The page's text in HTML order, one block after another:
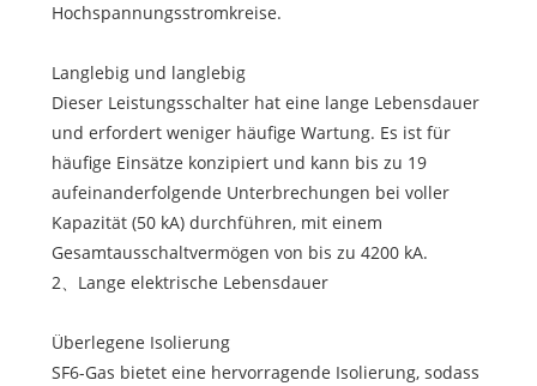
Hochspannungsstromkreise.
Langlebig und langlebig
Dieser Leistungsschalter hat eine lange Lebensdauer
und erfordert weniger häufige Wartung. Es ist für
häufige Einsätze konzipiert und kann bis zu 19
aufeinanderfolgende Unterbrechungen bei voller
Kapazität (50 kA) durchführen, mit einem
Gesamtausschaltvermögen von bis zu 4200 kA.
2、Lange elektrische Lebensdauer
Überlegene Isolierung
SF6-Gas bietet eine hervorragende Isolierung, sodass